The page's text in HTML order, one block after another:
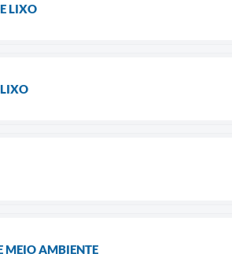
LIXO
MEIO AMBIENTE